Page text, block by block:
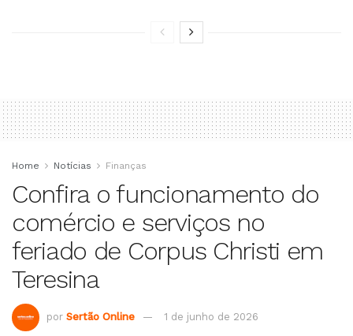
Home Notícias Finanças
Confira o funcionamento do
comércio e serviços no
feriado de Corpus Christi em
Teresina
por Sertão Online 1 de junho de 2026